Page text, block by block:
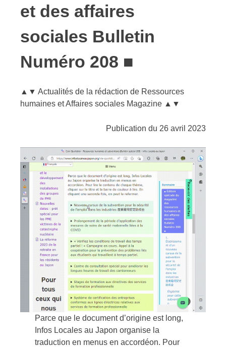
et des affaires
sociales Bulletin
Numéro 208 ■
▲▼ Actualités de la rédaction de Ressources
humaines et Affaires sociales Magazine ▲▼
Publication du 26 avril 2023
Parce que le document d’origine est long,
Infos Locales au Japon organise la
traduction en menus en accordéon. Pour